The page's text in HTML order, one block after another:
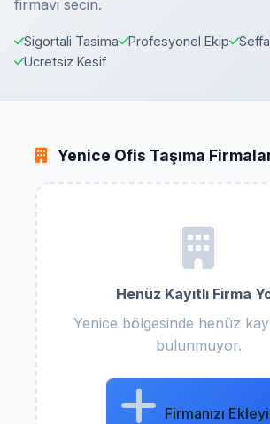
firmavi secin.
Sigortali Tasima Profesyonel Ekip
Ucretsiz Kesif
Yenice Ofis Taşıma
Henüz Kayıtlı Firma
Yenice bölgesinde henüz
bulunmuyor.
Firmanızı